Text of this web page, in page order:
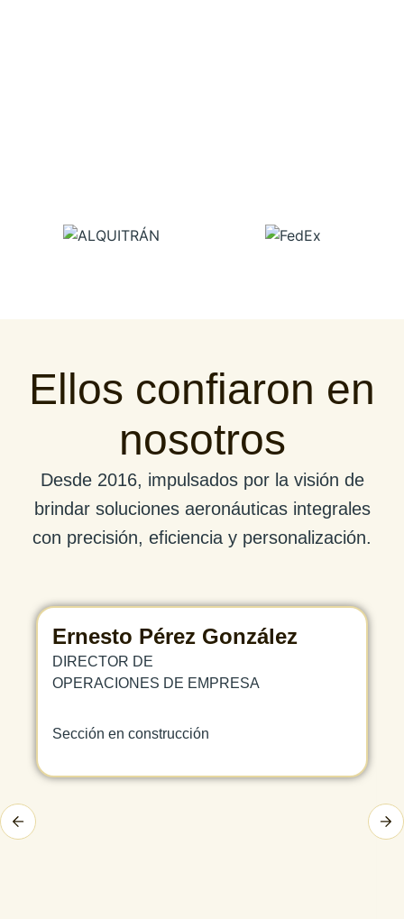
Ellos confiaron en
nosotros
Desde 2016, impulsados por la visión de
brindar soluciones aeronáuticas integrales
con precisión, eficiencia y personalización.
Ernesto Pérez González
DIRECTOR DE
OPERACIONES DE EMPRESA
Sección en construcción